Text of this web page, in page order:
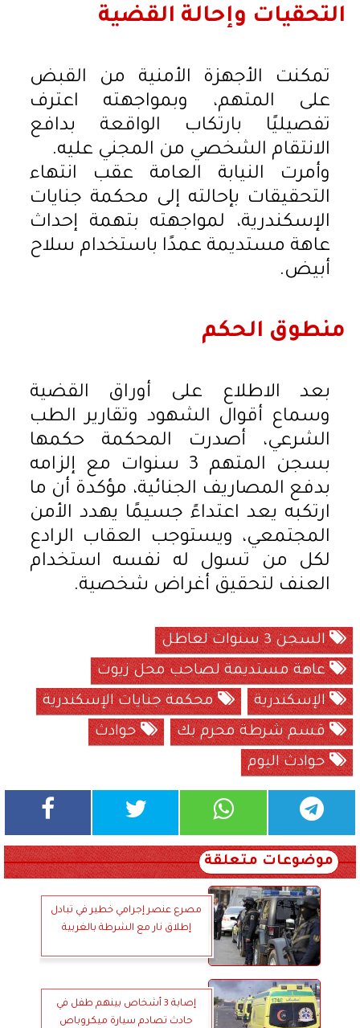
التحقيات وإحالة القضية
تمكنت الأجهزة الأمنية من القبض
على المتهم، وبمواجهته اعترف
تفصيليًا بارتكاب الواقعة بدافع
الانتقام الشخصي من المجني عليه.
وأمرت النيابة العامة عقب انتهاء
التحقيقات بإحالته إلى محكمة جنايات
الإسكندرية، لمواجهته بتهمة إحداث
عاهة مستديمة عمدًا باستخدام سلاح
أبيض.
منطوق الحكم
بعد الاطلاع على أوراق القضية
وسماع أقوال الشهود وتقارير الطب
الشرعي، أصدرت المحكمة حكمها
بسجن المتهم 3 سنوات مع إلزامه
بدفع المصاريف الجنائية، مؤكدة أن ما
ارتكبه يعد اعتداءً جسيمًا يهدد الأمن
المجتمعي، ويستوجب العقاب الرادع
لكل من تسول له نفسه استخدام
العنف لتحقيق أغراض شخصية.
السجن 3 سنوات لعاطل
عاهة مستديمة لصاحب محل زيوت
الإسكندرية
محكمة جنايات الإسكندرية
قسم شرطة محرم بك
حوادث
حوادث اليوم
موضوعات متعلقة
مصرع عنصر إجرامي خطير في تبادل
إطلاق نار مع الشرطة بالغربية
إصابة 3 أشخاص بينهم طفل في
حادث تصادم سيارة ميكروباص